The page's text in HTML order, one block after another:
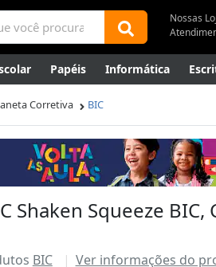
Nossas
Papéis Informática
Mídias Envelopes
Canetas Luxo
Corretiva BIC
Shaken Squeeze
BIC Ver informações do